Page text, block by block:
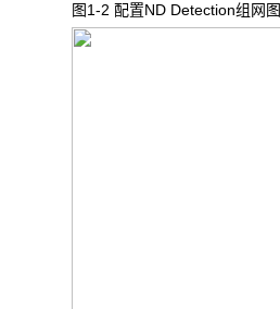
图1-2 配置ND Detection组网图